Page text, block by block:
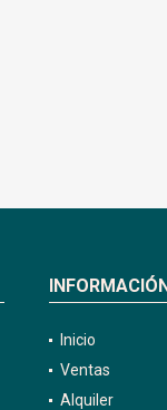
Inicio
Ventas
Alquiler